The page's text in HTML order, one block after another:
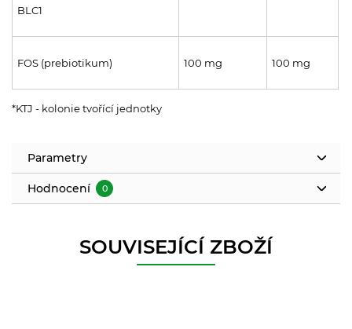
BLC1
FOS (prebiotikum) 100 mg 100 mg
*KTJ - kolonie tvořící jednotky
Parametry
Hodnocení 0
SOUVISEJÍCÍ ZBOŽÍ